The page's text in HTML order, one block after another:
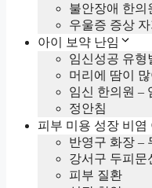
불안장애 한의
우울증 증상
아이 보약 난임
임신성공 유형
머리에 땀이
임신 한의원 –
정안침
피부 미용 성장 비염
반영구 화장 –
강서구 두피문
피부 질환